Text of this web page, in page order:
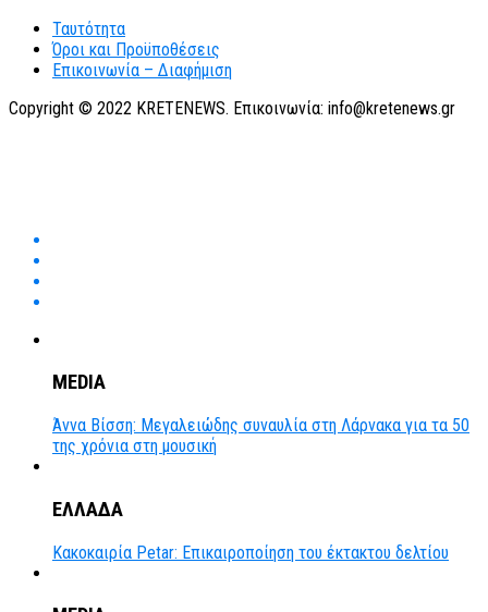
Ταυτότητα
Όροι και Προϋποθέσεις
Επικοινωνία – Διαφήμιση
Copyright © 2022 KRETENEWS. Επικοινωνία: info@kretenews.gr
MEDIA
Άννα Βίσση: Μεγαλειώδης συναυλία στη Λάρνακα για τα 50
της χρόνια στη μουσική
ΕΛΛΑΔΑ
Κακοκαιρία Petar: Επικαιροποίηση του έκτακτου δελτίου